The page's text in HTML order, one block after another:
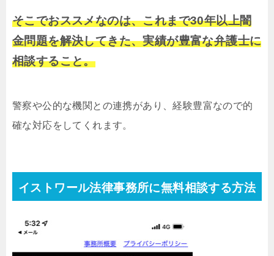
そこでおススメなのは、これまで30年以上闇
金問題を解決してきた、実績が豊富な弁護士に
相談すること。
警察や公的な機関との連携があり、経験豊富なので的
確な対応をしてくれます。
イストワール法律事務所に無料相談する方法